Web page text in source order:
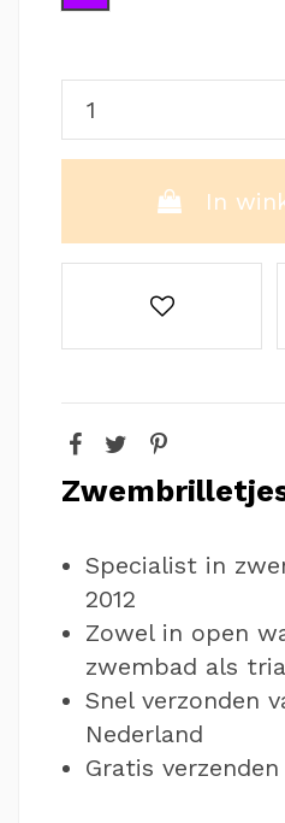
In
Specialist in
2012
Zowel in open
zwembad als
Snel verzonden
Nederland
Gratis